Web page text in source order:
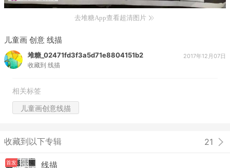
去堆糖App查看超清图片
儿童画 创意 线描
堆糖_02471fd3f3a5d71e8804151b2
收藏到 线描
2017年12月07日
相关标签
儿童画创意线描
收藏到以下专辑 21
首发 线描